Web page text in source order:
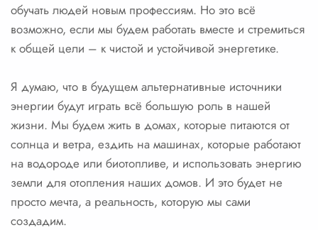
обучать людей новым профессиям. Но это всё
возможно, если мы будем работать вместе и стремиться
к общей цели – к чистой и устойчивой энергетике.
Я думаю, что в будущем альтернативные источники
энергии будут играть всё большую роль в нашей
жизни. Мы будем жить в домах, которые питаются от
солнца и ветра, ездить на машинах, которые работают
на водороде или биотопливе, и использовать энергию
земли для отопления наших домов. И это будет не
просто мечта, а реальность, которую мы сами
создадим.